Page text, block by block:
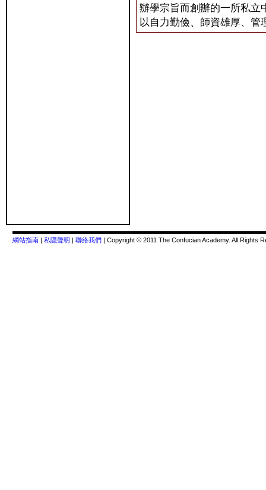
辦學宗旨而創辦的一所私立
以自力勤儉、師資雄厚、管
網站指南 | 私隱聲明 | 聯絡我們 | Copyright © 2011 The Confucian Academy. All Rights